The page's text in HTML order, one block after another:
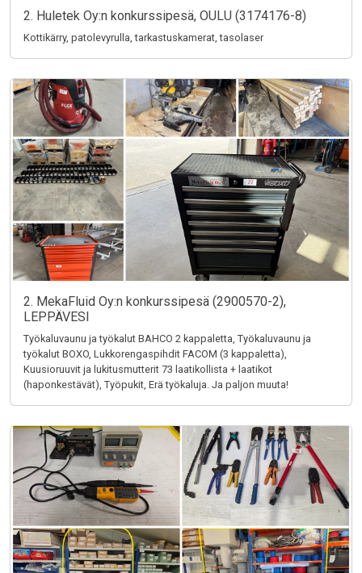
2. Huletek Oy:n konkurssipesä, OULU (3174176-8)
Kottikärry, patolevyrulla, tarkastuskamerat, tasolaser
2. MekaFluid Oy:n konkurssipesä (2900570-2),
LEPPÄVESI
Työkaluvaunu ja työkalut BAHCO 2 kappaletta, Työkaluvaunu ja
työkalut BOXO, Lukkorengaspihdit FACOM (3 kappaletta),
Kuusioruuvit ja lukitusmutterit 73 laatikollista + laatikot
(haponkestävät), Työpukit, Erä työkaluja. Ja paljon muuta!